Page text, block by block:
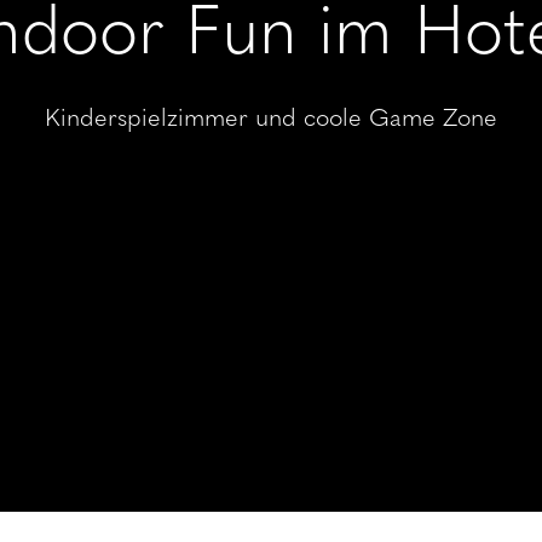
Fun im
Kinderspielzimmer und coole Game Zone